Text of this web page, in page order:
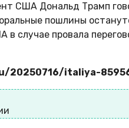
США Дональд Трамп
пошлины
случае провала
20250716/italiya-